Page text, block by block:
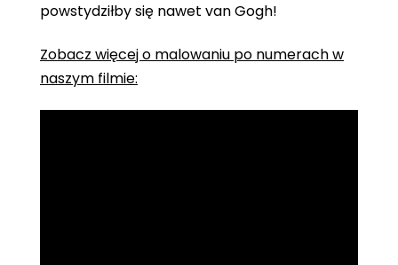
powstydziłby się nawet van Gogh!
Zobacz więcej o malowaniu po numerach w
naszym filmie: